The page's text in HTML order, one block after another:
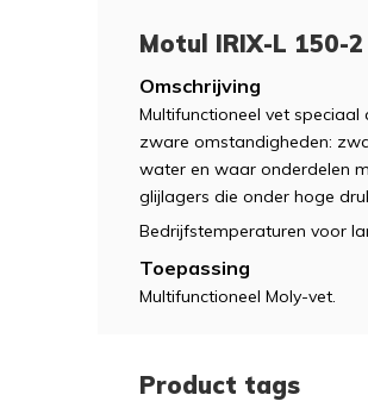
Motul IRIX-L 150-
Omschrijving
Multifunctioneel vet speciaal
zware omstandigheden:
water en waar onderdelen
glijlagers die onder hoge
Bedrijfstemperaturen voor
Toepassing
Multifunctioneel Moly-vet.
Product tags